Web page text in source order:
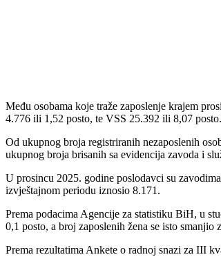
Među osobama koje traže zaposlenje krajem
4.776 ili 1,52 posto, te VSS 25.392 ili 8,07 posto.
Od ukupnog broja registriranih nezaposlenih
ukupnog broja brisanih sa evidencija zavoda i
U prosincu 2025. godine poslodavci su
izvještajnom periodu iznosio 8.171.
Prema podacima Agencije za statistiku BiH, u
0,1 posto, a broj zaposlenih žena se isto smanjio
Prema rezultatima Ankete o radnoj snazi za III